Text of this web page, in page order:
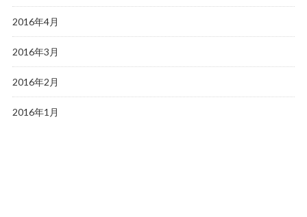
2016年4月
2016年3月
2016年2月
2016年1月